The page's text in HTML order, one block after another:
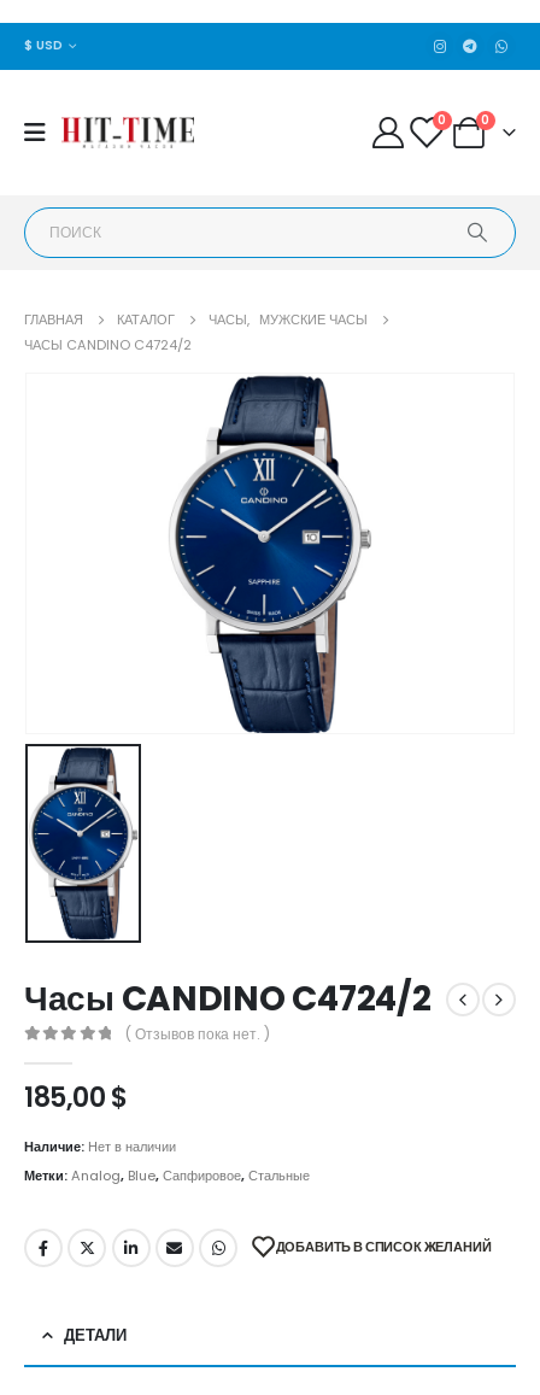
$ USD
0 0
ГЛАВНАЯ КАТАЛОГ ЧАСЫ, МУЖСКИЕ ЧАСЫ
ЧАСЫ CANDINO C4724/2
Часы CANDINO C4724/2
( Отзывов пока нет. )
185,00$
Наличие: Нет в наличии
Метки:Analog, Blue,Сапфировое,Стальные
ДОБАВИТЬ В СПИСОК ЖЕЛАНИЙ
ДЕТАЛИ